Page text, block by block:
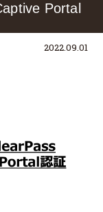
Portal
2022.09.01